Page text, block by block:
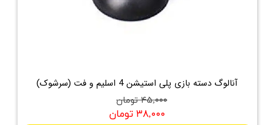
آنالوگ دسته بازی پلی استیشن 4 اسلیم و فت (سرشوک)
۴۵,۰۰۰ تومان
۳۸,۰۰۰ تومان